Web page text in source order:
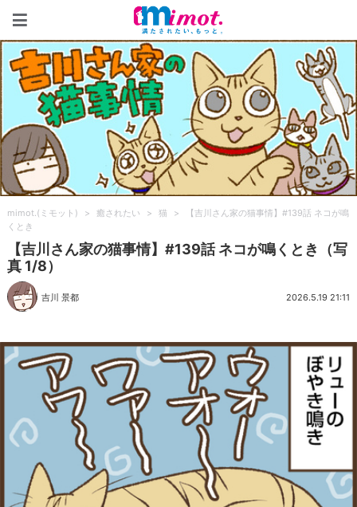
mimot.(ミモット) > 癒されたい > 猫 >
【吉川さん家の猫事情】#139話 ネコが鳴
くとき
【吉川さん家の猫事情】#139話 ネコが鳴くとき（写
真 1/8）
吉川 景都 2026.5.19 21:11